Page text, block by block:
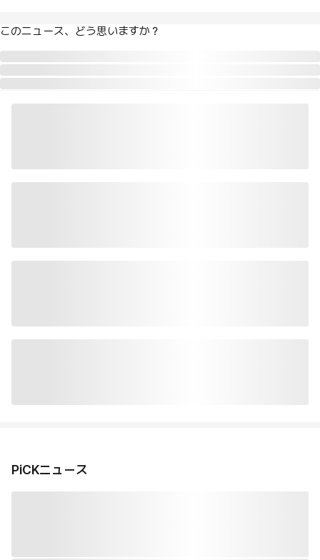
このニュース、どう思いますか？
PiCKニュース